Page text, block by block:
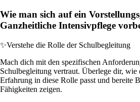
Wie man sich auf ein
Ganzheitliche Intensivpflege
✨Verstehe die Rolle der Schulbegleitung
Mach dich mit den spezifischen
Schulbegleitung vertraut. Überlege dir, wie
Erfahrung in diese Rolle passt und bereite
Fähigkeiten zeigen.